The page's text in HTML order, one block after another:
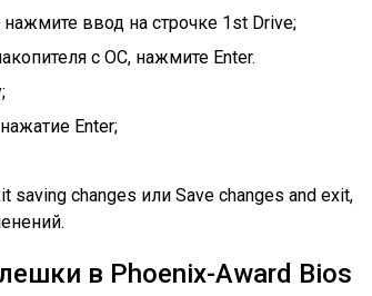
ввод на строчке 1st Drive;
с ОС, нажмите Enter.
Enter;
changes или Save changes and exit,
в Phoenix-Award Bios